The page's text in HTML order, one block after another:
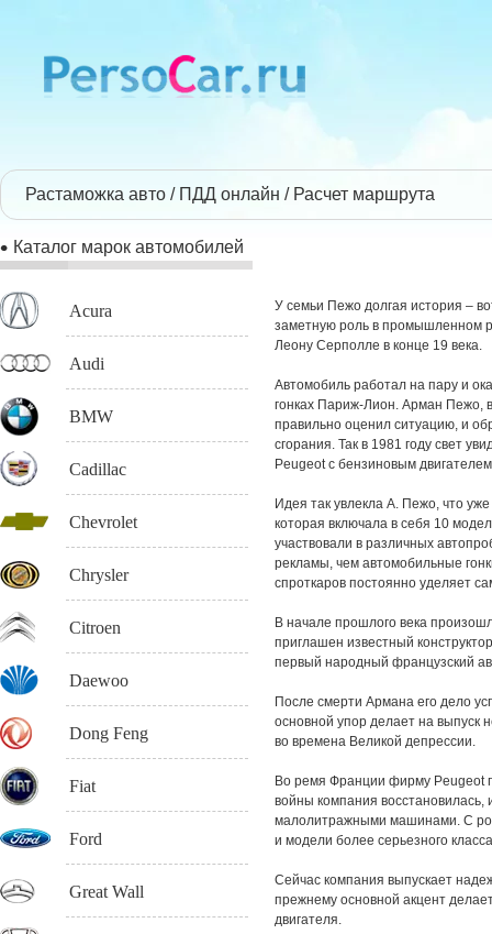
Растаможка авто ПДД онлайн Расчет маршрута
У семьи Пежо долгая история –
заметную роль в промышленном
Леону Серполле в конце 19 века.
Автомобиль работал на пару и
гонках Париж-Лион. Арман Пежо,
правильно оценил ситуацию, и
сгорания. Так в 1981 году свет
Peugeot с бензиновым
Идея так увлекла А. Пежо, что
которая включала в себя 10
участвовали в различных
рекламы, чем автомобильные
спроткаров постоянно уделяет
В начале прошлого века
приглашен известный
первый народный французский
После смерти Армана его дело
основной упор делает на выпуск
во времена Великой депрессии.
Во ремя Франции фирму Peugeot
войны компания
малолитражными машинами. С
и модели более серьезного
Сейчас компания выпускает
прежнему основной акцент
двигателя.
Каталог марок автомобилей
Acura
Audi
BMW
Cadillac
Chevrolet
Chrysler
Citroen
Daewoo
Dong Feng
Fiat
Ford
Great Wall